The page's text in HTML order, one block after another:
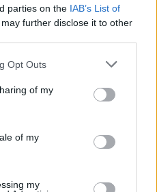
parties on the IAB’s List of
further disclose it to other
uses one or more Google
behaviour. You may click to
and its third-party tags to
purposes in below Google
Opt Outs
of my
of my
my
és exponenciálisan nőtt a
nemzete, és ez a
több együttérzést
– zárta a háztulajdonos.